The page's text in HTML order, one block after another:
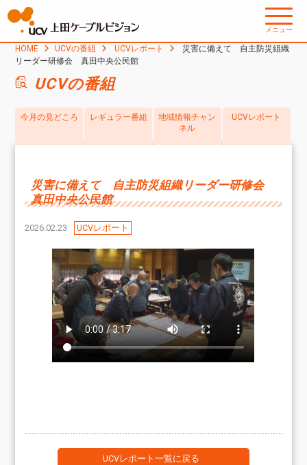
メニュー
HOME UCVの番組 UCVレポート
災害に備えて 自主防災組織
リーダー研修会 真田中央公民館
UCVの番組
今月の見どころ レギュラー番組
地域情報チャン
ネル
UCVレポート
災害に備えて 自主防災組織リーダー研修会
真田中央公民館
2026.02.23 UCVレポート
UCVレポート一覧に戻る